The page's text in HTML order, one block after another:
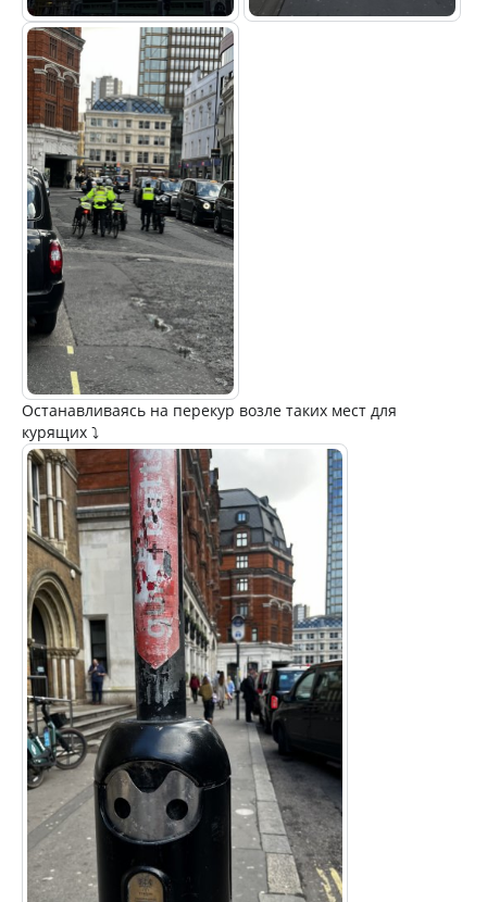
Останавливаясь на перекур возле таких мест для
курящих ⤵️